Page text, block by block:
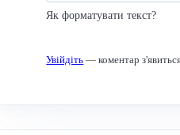
Як форматувати текст?
Увійдіть — коментар